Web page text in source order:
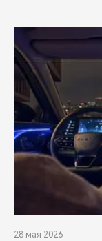
28 мая 2026